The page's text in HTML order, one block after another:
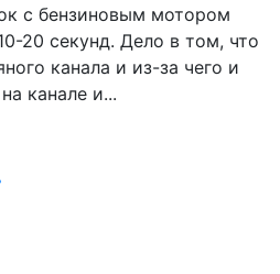
с бензиновым мотором
20 секунд. Дело в том, что
канала и из-за чего и
канале и...